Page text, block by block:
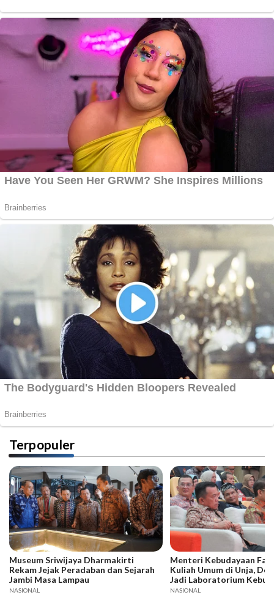
Terpopuler
Museum Sriwijaya Dharmakirti
Rekam Jejak Peradaban dan Sejarah
Jambi Masa Lampau
NASIONAL
Menteri Kebudayaan
Kuliah Umum di Unja,
Jadi Laboratorium
NASIONAL